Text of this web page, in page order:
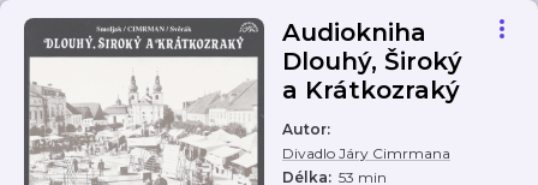
Audiokniha
Dlouhý, Široký
a Krátkozraký
Autor:
Divadlo Járy Cimrmana
Délka: 53 min